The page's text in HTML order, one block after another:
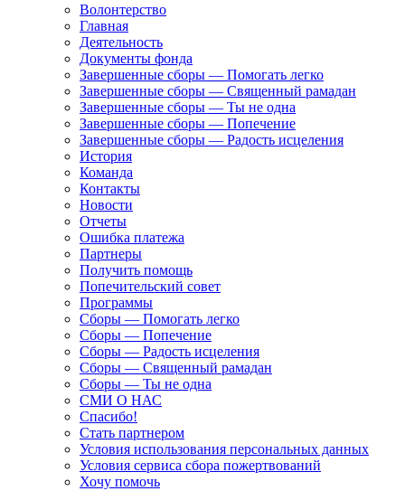
Волонтерство
Главная
Деятельность
Документы фонда
Завершенные сборы — Помогать легко
Завершенные сборы — Священный рамадан
Завершенные сборы — Ты не одна
Завершенные сборы — Попечение
Завершенные сборы — Радость исцеления
История
Команда
Контакты
Новости
Отчеты
Ошибка платежа
Партнеры
Получить помощь
Попечительский совет
Программы
Сборы — Помогать легко
Сборы — Попечение
Сборы — Радость исцеления
Сборы — Священный рамадан
Сборы — Ты не одна
СМИ О НАС
Спасибо!
Стать партнером
Условия использования персональных данных
Условия сервиса сбора пожертвований
Хочу помочь